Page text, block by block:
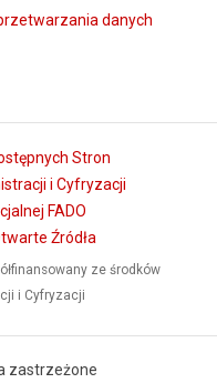
danych
ze środków
i Cyfryzacji
zastrzeżone